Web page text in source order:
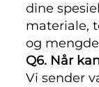
dine
materiale,
og
Q6. Når
Vi sender